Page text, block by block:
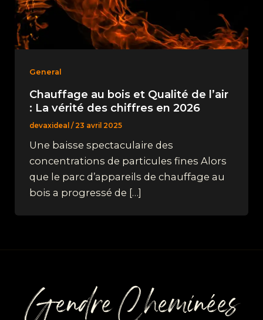
General
Chauffage au bois et Qualité de l’air
: La vérité des chiffres en 2026
devaxideal / 23 avril 2025
Une baisse spectaculaire des
concentrations de particules fines Alors
que le parc d’appareils de chauffage au
bois a progressé de […]
Gendre Cheminées